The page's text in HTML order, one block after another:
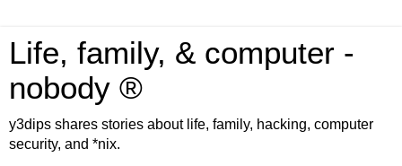
Life, family, & computer -
nobody ®
y3dips shares stories about life, family, hacking, computer
security, and *nix.